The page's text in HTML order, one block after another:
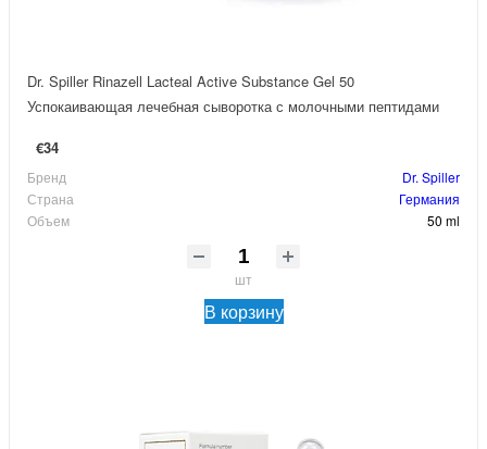
Dr. Spiller Rinazell Lacteal Active Substance Gel 50
Успокаивающая лечебная сыворотка с молочными пептидами
€34
Бренд
Dr. Spiller
Страна
Германия
Объем
50 ml
шт
В корзину